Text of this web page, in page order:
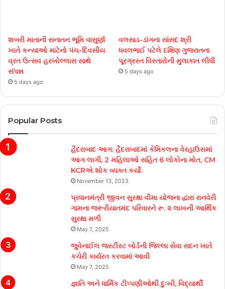
શબરી માતાની સનાતન ભૂમિ વાસુર્ણા
ખાતે કન્યાઓ માટેનો પંચ-દિવસીય
વ્રત ઉત્સવ હરખોલ્લાસ સાથે
સંપન્ન
5 days ago
વલસાડ-ડાંગના સાંસદ શ્રી
ધવલભાઈ પટેલે દક્ષિણ ગુજરાતના
પૂરગ્રસ્ત વિસ્તારોની મુલાકાત લીધી
5 days ago
Popular Posts
હૈદરાબાદ આગ: હૈદરાબાદમાં કેમિકલના વેરહાઉસમાં
આગ લાગી, 2 મહિલાઓ સહિત 6 લોકોના મોત, CM
KCRએ શોક વ્યક્ત કર્યો.
November 13, 2023
પ્રધાનમંત્રી જીવન સુરક્ષા વીમા યોજના દ્વારા રાનવેરી
ગામના જરૂરીયાતમંદ પરિવારને રૂ. ૨ લાખની આર્થિક
સુરક્ષા મળી
May 7, 2025
જુવેનાઈલ જસ્ટીસ્ટ બોર્ડની જિલ્લા સેવા સદન ખાતે
કચેરી કાર્યરત કરવામાં આવી
May 7, 2025
જ્ઞાતિ અને ધાર્મિક ટીપ્પણીઓથી દુઃખી, વિદ્યાર્થી